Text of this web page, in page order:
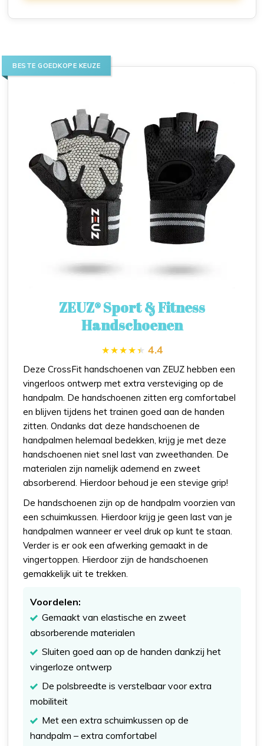
BESTE GOEDKOPE KEUZE
ZEUZ® Sport & Fitness
Handschoenen
4.4
Deze CrossFit handschoenen van ZEUZ hebben een
vingerloos ontwerp met extra versteviging op de
handpalm. De handschoenen zitten erg comfortabel
en blijven tijdens het trainen goed aan de handen
zitten. Ondanks dat deze handschoenen de
handpalmen helemaal bedekken, krijg je met deze
handschoenen niet snel last van zweethanden. De
materialen zijn namelijk ademend en zweet
absorberend. Hierdoor behoud je een stevige grip!
De handschoenen zijn op de handpalm voorzien van
een schuimkussen. Hierdoor krijg je geen last van je
handpalmen wanneer er veel druk op kunt te staan.
Verder is er ook een afwerking gemaakt in de
vingertoppen. Hierdoor zijn de handschoenen
gemakkelijk uit te trekken.
Voordelen:
Gemaakt van elastische en zweet
absorberende materialen
Sluiten goed aan op de handen dankzij het
vingerloze ontwerp
De polsbreedte is verstelbaar voor extra
mobiliteit
Met een extra schuimkussen op de
handpalm – extra comfortabel